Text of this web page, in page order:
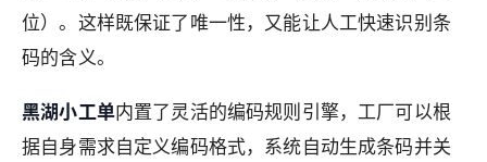
位）。这样既保证了唯一性，又能让人工快速识别条
码的含义。
黑湖小工单内置了灵活的编码规则引擎，工厂可以根
据自身需求自定义编码格式，系统自动生成条码并关